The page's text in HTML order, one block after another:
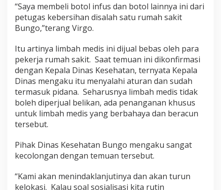
e
b
a
i
B
u
n
g
o
“Saya membeli botol infus dan botol lainnya ini dari
petugas kebersihan disalah satu rumah sakit
Bungo,”terang Virgo.
Itu artinya limbah medis ini dijual bebas oleh para
pekerja rumah sakit. Saat temuan ini dikonfirmasi
dengan Kepala Dinas Kesehatan, ternyata Kepala
Dinas mengaku itu menyalahi aturan dan sudah
termasuk pidana. Seharusnya limbah medis tidak
boleh diperjual belikan, ada penanganan khusus
untuk limbah medis yang berbahaya dan beracun
tersebut.
Pihak Dinas Kesehatan Bungo mengaku sangat
kecolongan dengan temuan tersebut.
“Kami akan menindaklanjutinya dan akan turun
kelokasi. Kalau soal sosialisasi kita rutin